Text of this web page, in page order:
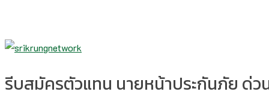
รีบสมัครตัวแทน นายหน้าประกันภัย ด่วน